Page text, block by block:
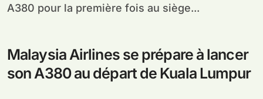
A380 pour la première fois au siège...
Malaysia Airlines se prépare à lancer
son A380 au départ de Kuala Lumpur